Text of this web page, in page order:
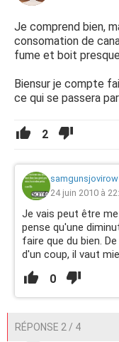
Je comprend bien,
consomation de
fume et boit
Biensur je compte
ce qui se passera
2
samgunsjovirow
24 juin 2010 à
Je vais peut être
pense qu'une
faire que du bien.
d'un coup, il vaut
0
RÉPONSE 2 / 4